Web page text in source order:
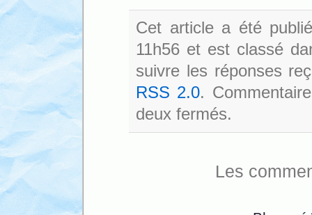
Cet article a été
11h56 et est classé
suivre les réponses
RSS 2.0.
deux fermés.
Les